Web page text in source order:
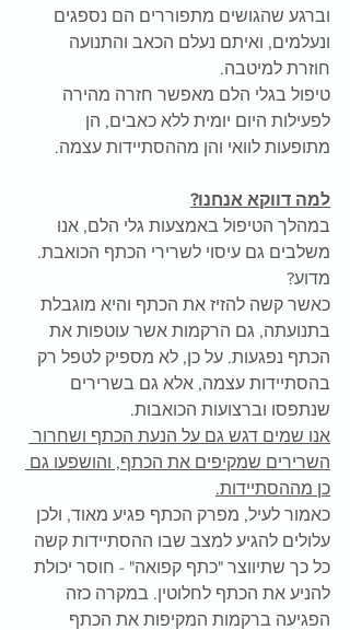
וברגע שהגושים מתפוררים הם נספגים
ונעלמים, ואיתם נעלם הכאב והתנועה
חוזרת למיטבה.
טיפול בגלי הלם מאפשר חזרה מהירה
לפעילות היום יומית ללא כאבים, הן
מתופעות לוואי והן מההסתיידות עצמה.
למה דווקא אנחנו?
במהלך הטיפול באמצעות גלי הלם, אנו
משלבים גם עיסוי לשרירי הכתף הכואבת.
מדוע?
כאשר קשה להזיז את הכתף והיא מוגבלת
בתנועתה, גם הרקמות אשר עוטפות את
הכתף נפגעות. על כן, לא מספיק לטפל רק
בהסתיידות עצמה, אלא גם בשרירים
שנתפסו וברצועות הכואבות.
אנו שמים דגש גם על הנעת הכתף ושחרור
השרירים שמקיפים את הכתף, והושפעו גם
כן מההסתיידות.
כאמור לעיל, מפרק הכתף פגיע מאוד, ולכן
עלולים להגיע למצב שבו ההסתיידות קשה
כל כך שתיווצר "כתף קפואה" - חוסר יכולת
להניע את הכתף לחלוטין. במקרה כזה
הפגיעה ברקמות המקיפות את הכתף